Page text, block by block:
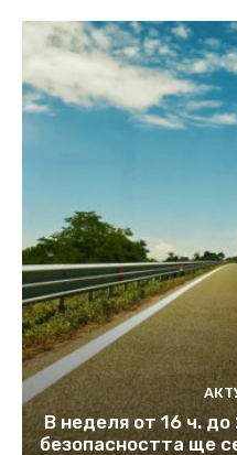
В неделя от 16 ч.
безопасността ще